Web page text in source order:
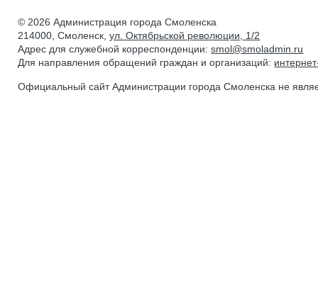
© 2026 Администрация города Смоленска
214000, Смоленск,ул. Октябрьской революции, 1/2
Адрес для служебной корреспонденции:smol@smoladmin.ru
Для направления обращений граждан и организаций:
Официальный сайт Администрации города Смоленска не